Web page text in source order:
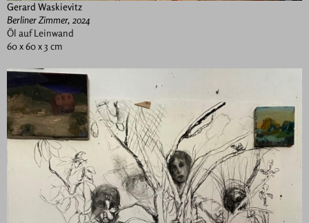
Gerard Waskievitz
Berliner Zimmer, 2024
Öl auf Leinwand
60 x 60 x 3 cm